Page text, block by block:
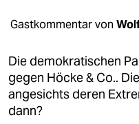
öko
gesellschaft
kultur
sport
Gastkommentar von
Die demokratischen
gegen Höcke & Co..
angesichts deren
dann?